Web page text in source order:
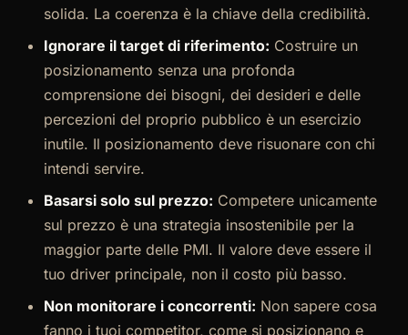
solida. La coerenza è la chiave della credibilità.
Ignorare il target di riferimento: Costruire un
posizionamento senza una profonda
comprensione dei bisogni, dei desideri e delle
percezioni del proprio pubblico è un esercizio
inutile. Il posizionamento deve risuonare con chi
intendi servire.
Basarsi solo sul prezzo: Competere unicamente
sul prezzo è una strategia insostenibile per la
maggior parte delle PMI. Il valore deve essere il
tuo driver principale, non il costo più basso.
Non monitorare i concorrenti: Non sapere cosa
fanno i tuoi competitor, come si posizionano e